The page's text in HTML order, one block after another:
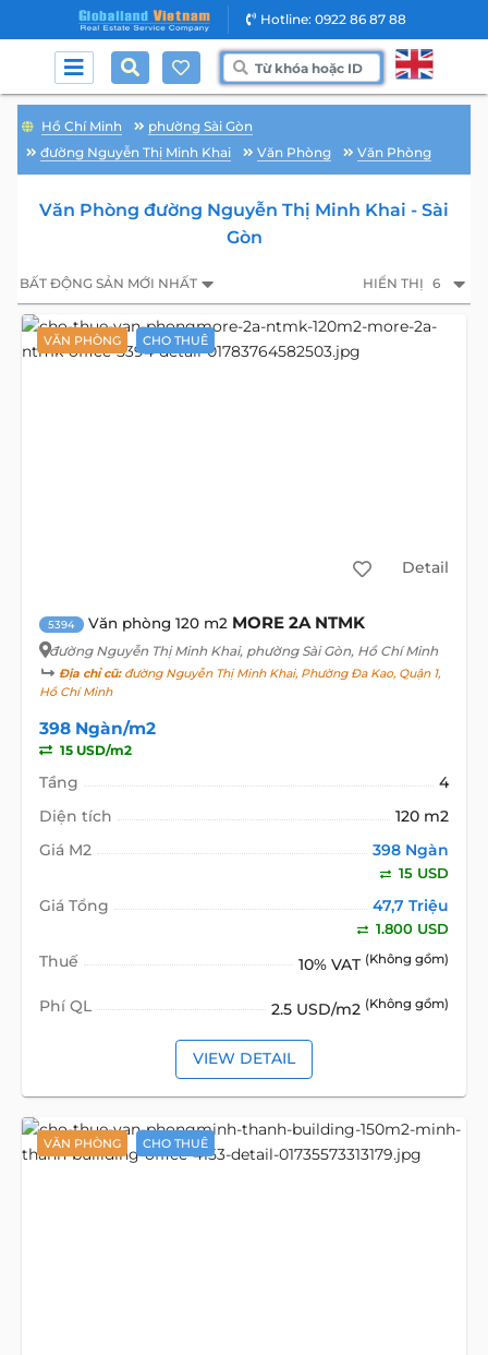
Hotline: 0922 86 87 88
Hồ Chí Minh
phường Sài Gòn
đường Nguyễn Thị Minh Khai
Văn Phòng Văn Phòng
Văn Phòng đường Nguyễn Thị Minh Khai - Sài
Gòn
BẤT ĐỘNG SẢN MỚI NHẤT HIỂN THỊ 6
VĂN PHÒNG CHO THUÊ
Detail
5394 Văn phòng 120 m2 MORE 2A NTMK
đường Nguyễn Thị Minh Khai, phường Sài Gòn, Hồ Chí Minh
Địa chỉ cũ:đường Nguyễn Thị Minh Khai, Phường Đa Kao, Quận 1,
Hồ Chí Minh
398 Ngàn/m2
15 USD/m2
Tầng
4
Diện tích
120 m2
Giá M2
398 Ngàn
15 USD
Giá Tổng 47,7 Triệu
1.800 USD
Thuế 10% VAT (Không gồm)
Phí QL 2.5 USD/m2 (Không gồm)
VIEW DETAIL
VĂN PHÒNG CHO THUÊ